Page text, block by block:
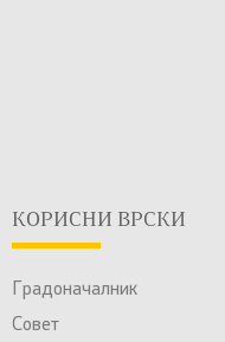
КОРИСНИ ВРСКИ
Градоначалник
Совет